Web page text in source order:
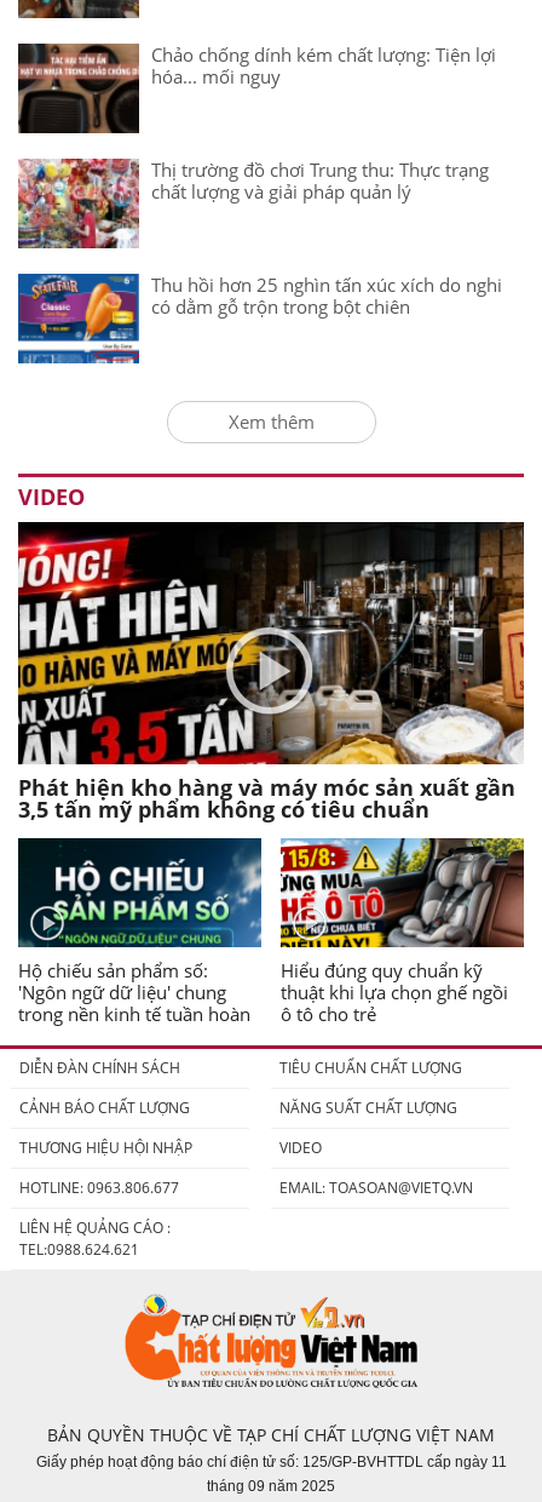
Chảo chống dính kém chất lượng: Tiện lợi
hóa... mối nguy
Thị trường đồ chơi Trung thu: Thực trạng
chất lượng và giải pháp quản lý
Thu hồi hơn 25 nghìn tấn xúc xích do nghi
có dằm gỗ trộn trong bột chiên
Xem thêm
VIDEO
Phát hiện kho hàng và máy móc sản xuất gần
3,5 tấn mỹ phẩm không có tiêu chuẩn
Hộ chiếu sản phẩm số:
'Ngôn ngữ dữ liệu' chung
trong nền kinh tế tuần hoàn
Hiểu đúng quy chuẩn kỹ
thuật khi lựa chọn ghế ngồi
ô tô cho trẻ
DIỄN ĐÀN CHÍNH SÁCH
TIÊU CHUẨN CHẤT LƯỢNG
CẢNH BÁO CHẤT LƯỢNG
NĂNG SUẤT CHẤT LƯỢNG
THƯƠNG HIỆU HỘI NHẬP
VIDEO
HOTLINE: 0963.806.677
EMAIL:TOASOAN@VIETQ.VN
LIÊN HỆ QUẢNG CÁO :
TEL:0988.624.621
BẢN QUYỀN THUỘC VỀ TẠP CHÍ CHẤT LƯỢNG VIỆT NAM
Giấy phép hoạt động báo chí điện tử số: 125/GP-BVHTTDL cấp ngày 11
tháng 09 năm 2025